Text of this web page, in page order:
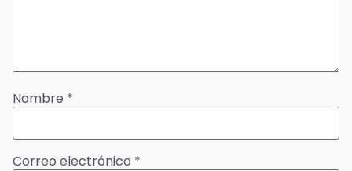
Nombre *
Correo electrónico *